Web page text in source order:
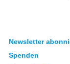
Newsletter
Spenden